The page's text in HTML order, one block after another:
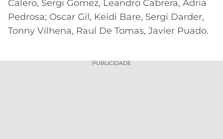
Calero, Sergi Gomez, Leandro Cabrera, Adria
Pedrosa; Oscar Gil, Keidi Bare, Sergi Darder,
Tonny Vilhena, Raul De Tomas, Javier Puado.
PUBLICIDADE